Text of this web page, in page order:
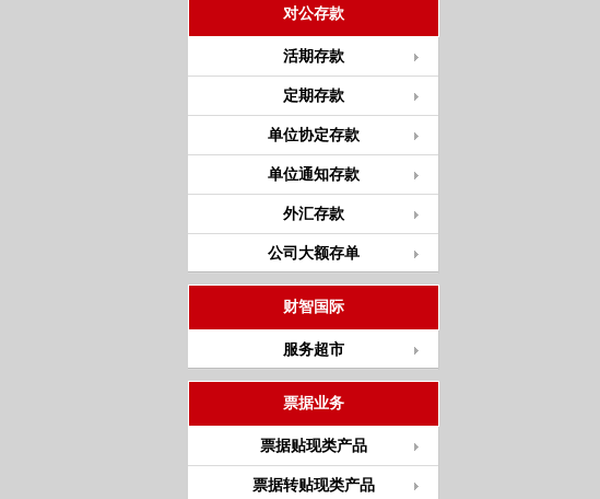
对公存款
活期存款
定期存款
单位协定存款
单位通知存款
外汇存款
公司大额存单
财智国际
服务超市
票据业务
票据贴现类产品
票据转贴现类产品